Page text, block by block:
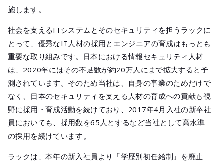
施します。
社会を支えるITシステムとそのセキュリティを担うラックに
とって、優秀なIT人材の採用とエンジニアの育成はもっとも
重要な取り組みです。日本における情報セキュリティ人材
は、2020年にはその不足数が約20万人にまで拡大すると予
測されています。そのため当社は、自身の事業のためだけで
なく、日本のセキュリティを支える人材の育成への貢献も視
野に採用・育成活動を続けており、2017年4月入社の新卒社
員においても、採用数を65人とするなど当社として高水準
の採用を続けています。
ラックは、本年の新入社員より「学歴別初任給制」を廃止